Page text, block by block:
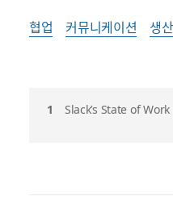
협업 커뮤니케이션 생
각
Slack’s State of